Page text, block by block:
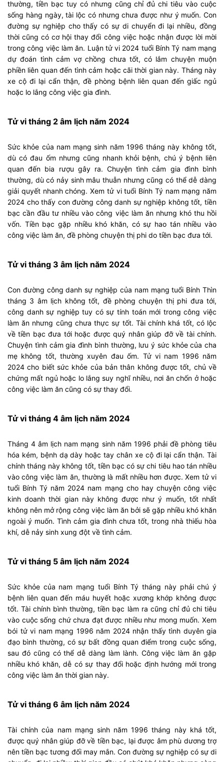
thường, tiền bạc tuy có nhưng cũng chỉ đủ chi tiêu vào cuộc
sống hàng ngày, tài lộc có nhưng chưa được như ý muốn. Con
đường sự nghiệp cho thấy có sự di chuyển đi lại nhiều, đồng
thời cũng có cơ hội thay đổi công việc hoặc nhận được lời mời
trong công việc làm ăn. Luận tử vi 2024 tuổi Bính Tý nam mạng
dự đoán tình cảm vợ chồng chưa tốt, có lắm chuyện muộn
phiền liên quan đến tình cảm hoặc cãi thời gian này. Tháng này
xe cộ đi lại cẩn thận, đề phòng bệnh liên quan đến giấc ngủ
hoặc lo lắng công việc gia đình.
Tử vi tháng 2 âm lịch năm 2024
Sức khỏe của nam mạng sinh năm 1996 tháng này không tốt,
dù có đau ốm nhưng cũng nhanh khỏi bệnh, chú ý bệnh liên
quan đến bia rượu gây ra. Chuyện tình cảm gia đình bình
thường, dù có nảy sinh mâu thuẫn nhưng cũng có thể dễ dàng
giải quyết nhanh chóng. Xem tử vi tuổi Bính Tý nam mạng năm
2024 cho thấy con đường công danh sự nghiệp không tốt, tiền
bạc cần đầu tư nhiều vào công việc làm ăn nhưng khó thu hồi
vốn. Tiền bạc gặp nhiều khó khăn, có sự hao tán nhiều vào
công việc làm ăn, đề phòng chuyện thị phi do tiền bạc đưa tới.
Tử vi tháng 3 âm lịch năm 2024
Con đường công danh sự nghiệp của nam mạng tuổi Bính Thìn
tháng 3 âm lịch không tốt, đề phòng chuyện thị phi đưa tới,
công danh sự nghiệp tuy có sự tính toán mới trong công việc
làm ăn nhưng cũng chưa thực sự tốt. Tài chính khá tốt, có lộc
về tiền bạc đưa tới hoặc được quý nhân giúp đỡ về tài chính.
Chuyện tình cảm gia đình bình thường, lưu ý sức khỏe của cha
mẹ không tốt, thường xuyên đau ốm. Tử vi nam 1996 năm
2024 cho biết sức khỏe của bản thân không được tốt, chủ về
chứng mất ngủ hoặc lo lắng suy nghĩ nhiều, nơi ăn chốn ở hoặc
công việc làm ăn cũng có sự thay đổi.
Tử vi tháng 4 âm lịch năm 2024
Tháng 4 âm lịch nam mạng sinh năm 1996 phải đề phòng tiêu
hóa kém, bệnh dạ dày hoặc tay chân xe cộ đi lại cẩn thận. Tài
chính tháng này không tốt, tiền bạc có sự chi tiêu hao tán nhiều
vào công việc làm ăn, thường là mất nhiều hơn được. Xem tử vi
tuổi Bính Tý năm 2024 nam mạng cho hay chuyện công việc
kinh doanh thời gian này không được như ý muốn, tốt nhất
không nên mở rộng công việc làm ăn bởi sẽ gặp nhiều khó khăn
ngoài ý muốn. Tình cảm gia đình chưa tốt, trong nhà thiếu hòa
khí, dễ nảy sinh xung đột về tình cảm.
Tử vi tháng 5 âm lịch năm 2024
Sức khỏe của nam mạng tuổi Bính Tý tháng này phải chú ý
bệnh liên quan đến máu huyết hoặc xương khớp không được
tốt. Tài chính bình thường, tiền bạc làm ra cũng chỉ đủ chi tiêu
vào cuộc sống chứ chưa đạt được nhiều như mong muốn. Xem
bói tử vi nam mạng 1996 năm 2024 nhận thấy tình duyên gia
đạo bình thường, có sự bất đồng quan điểm trong cuộc sống,
sau đó cũng có thể dễ dàng làm lành. Công việc làm ăn gặp
nhiều khó khăn, dễ có sự thay đổi hoặc định hướng mới trong
công việc làm ăn thời gian này.
Tử vi tháng 6 âm lịch năm 2024
Tài chính của nam mạng sinh năm 1996 tháng này khá tốt,
được quý nhân giúp đỡ về tiền bạc, lại được âm phù dương trợ
nên tiền bạc tương đối may mắn. Con đường sự nghiệp có sự di